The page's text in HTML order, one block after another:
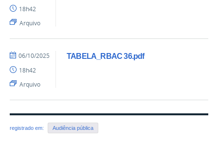
18h42
Arquivo
TABELA_RBAC 36.pdf
06/10/2025
18h42
Arquivo
registrado em: Audiência pública